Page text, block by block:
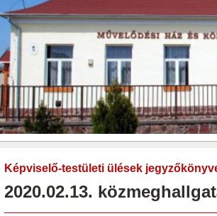
Képviselő-testületi ülések
2020.02.13.